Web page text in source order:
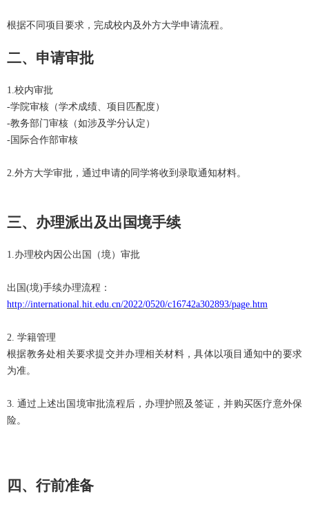
根据不同项目要求，完成校内及外方大学申请流程。
二、申请审批
1.校内审批
-学院审核（学术成绩、项目匹配度）
-教务部门审核（如涉及学分认定）
-国际合作部审核
2.外方大学审批，通过申请的同学将收到录取通知材料。
三、办理派出及出国境手续
1.办理校内因公出国（境）审批
出国 (境)手续办理流程：
http://international.hit.edu.cn/2022/0520/c16742a302893/page.htm
2. 学籍管理
根据教务处相关要求提交并办理相关材料，具体以项目通知中的要求
为准。
3. 通过上述出国境审批流程后，办理护照及签证，并购买医疗意外保
险。
四、行前准备